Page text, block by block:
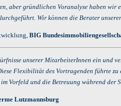
aber gründlichen Voranalyse haben
Wir können die Berater
BIG
unserer MitarbeiterInnen ein und
Flexibilität des Vortragenden führte
Vorfeld und die Betreuung während
Lutzmannsburg